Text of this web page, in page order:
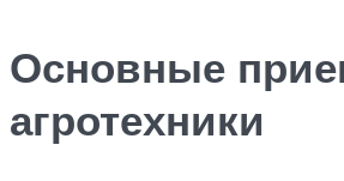
Основные
агротехники